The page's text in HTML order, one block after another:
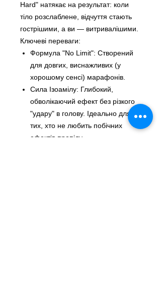
Hard" натякає на результат: коли
тіло розслаблене, відчуття стають
гострішими, а ви — витривалішими.
Ключеві переваги:
Формула "No Limit": Створений
для довгих, виснажливих (у
хорошому сенсі) марафонів.
Сила Ізоамілу: Глибокий,
обволікаючий ефект без різкого
"удару" в голову. Ідеально для
тих, хто не любить побічних
ефектів пропілу.